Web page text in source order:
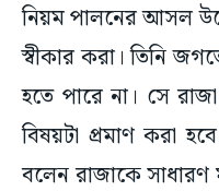
নিয়ম পালনের আসল
স্বীকার করা। তিনি
হতে পারে না। সে
বিষয়টা প্রমাণ করা
বলেন রাজাকে